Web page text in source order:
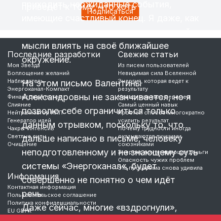
приведёт к тому, что хоть
приходить неожиданные события,
имеющие счастливый конец. Я даже, как
мысли влиять на своё ближайшее
окружение.
На этом письмо Валентины
Александровны не заканчивается, но я
позволю себе ограничиться только
данным отрывком, поскольку то, что
дальше написано в письме, человеку
неподготовленному и не знающему суть
системы «Энергоканал«, будет
совершенно не понятно о чем идёт
речь.
Даже сейчас, многие «вздрогнули»,
Последние разработки
Моя Звезда
Воплощение желаний
Наблюдатель
Энергоканал-Компакт
Финансовый поток
Слияние
Нейтрализатор НЛП
Генератор идей
Чакры-Интенсив
Светлые силы
Очищение
Свежие статьи
Из писем пользователей
Невидимая сила Вселенной
Энергия, которая ведет к
результату
Невидимая сила перемен
Самый ценный навык
Простой способ многократно
усилить результат
Почему трудности иногда
оказываются лучшими
союзниками
Энергия, притягивающая деньги
Опасность чужих проблем
Эта программа снова удивила
Информация
Контактная информация
Пользовательское соглашение
Политика конфиденциальности
EU GDPR